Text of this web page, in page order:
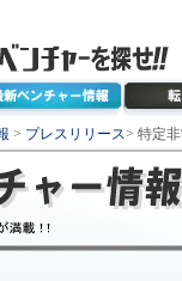
> プレスリリース> 特定